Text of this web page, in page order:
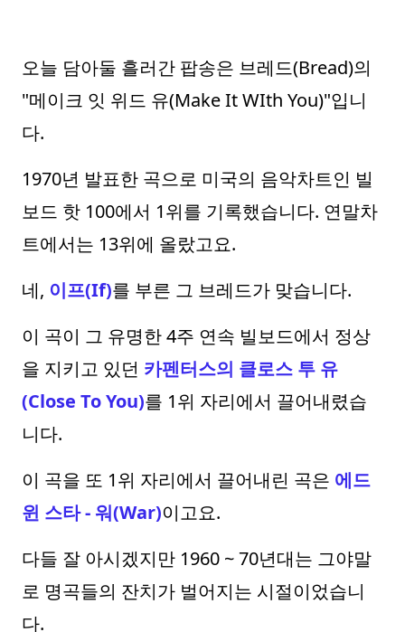
오늘 담아둘 흘러간 팝송은 브레드(Bread)의
"메이크 잇 위드 유(Make It WIth You)"입니
다.
1970년 발표한 곡으로 미국의 음악차트인 빌
보드 핫 100에서 1위를 기록했습니다. 연말차
트에서는 13위에 올랐고요.
네, 이프(If)를 부른 그 브레드가 맞습니다.
이 곡이 그 유명한 4주 연속 빌보드에서 정상
을 지키고 있던 카펜터스의 클로스 투 유
(Close To You)를 1위 자리에서 끌어내렸습
니다.
이 곡을 또 1위 자리에서 끌어내린 곡은 에드
윈 스타 - 워(War)이고요.
다들 잘 아시겠지만 1960 ~ 70년대는 그야말
로 명곡들의 잔치가 벌어지는 시절이었습니
다.